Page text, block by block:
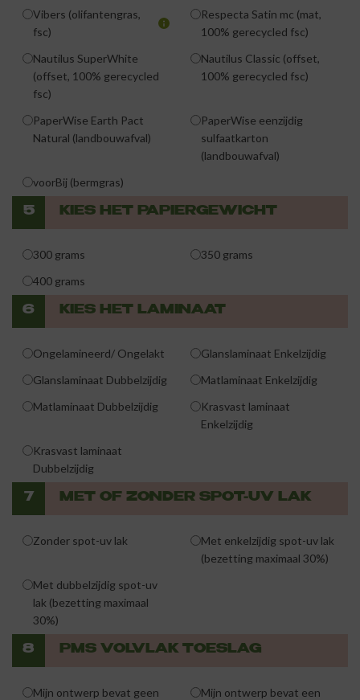
Vibers (olifantengras,
fsc)
Respecta Satin mc (mat,
100% gerecycled fsc)
Nautilus SuperWhite
(offset, 100% gerecycled
fsc)
Nautilus Classic (offset,
100% gerecycled fsc)
PaperWise Earth Pact
Natural (landbouwafval)
PaperWise eenzijdig
sulfaatkarton
(landbouwafval)
voorBij (bermgras)
5 KIES HET PAPIERGEWICHT
300 grams
350 grams
400 grams
6 KIES HET LAMINAAT
Ongelamineerd/ Ongelakt
Glanslaminaat Enkelzijdig
Glanslaminaat Dubbelzijdig
Matlaminaat Enkelzijdig
Matlaminaat Dubbelzijdig
Krasvast laminaat
Enkelzijdig
Krasvast laminaat
Dubbelzijdig
7 MET OF ZONDER SPOT-UV LAK
Zonder spot-uv lak
Met enkelzijdig spot-uv lak
(bezetting maximaal 30%)
Met dubbelzijdig spot-uv
lak (bezetting maximaal
30%)
8 PMS VOLVLAK TOESLAG
Mijn ontwerp bevat geen
Mijn ontwerp bevat een